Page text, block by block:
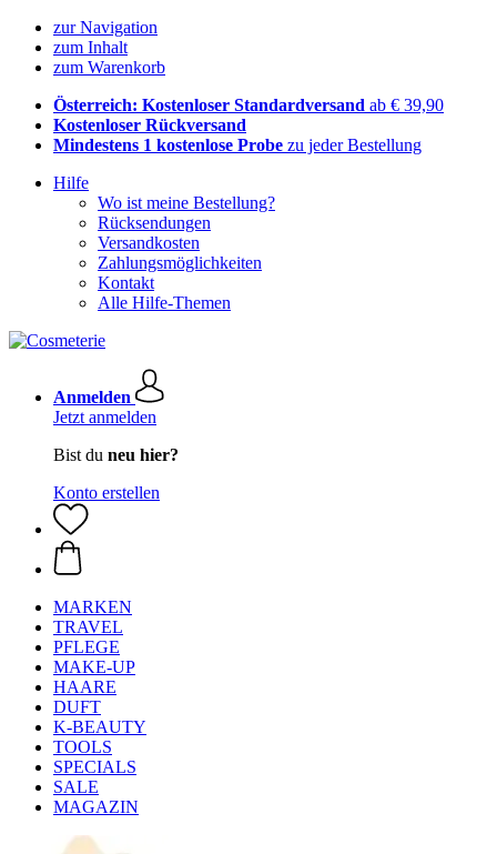
zur Navigation
zum Inhalt
zum Warenkorb
Österreich: Kostenloser Standardversand ab € 39,90
Kostenloser Rückversand
Mindestens 1 kostenlose Probe zu jeder Bestellung
Hilfe
Wo ist meine Bestellung?
Rücksendungen
Versandkosten
Zahlungsmöglichkeiten
Kontakt
Alle Hilfe-Themen
Anmelden
Jetzt anmelden
Bist du neu hier?
Konto erstellen
MARKEN
TRAVEL
PFLEGE
MAKE-UP
HAARE
DUFT
K-BEAUTY
TOOLS
SPECIALS
SALE
MAGAZIN